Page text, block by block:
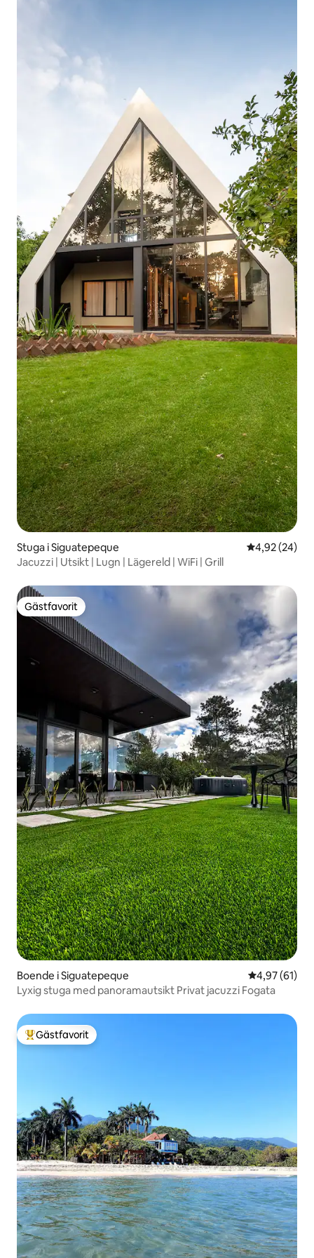
Stuga i Siguatepeque 4,92 av 5 i
4,92 (24)
Jacuzzi | Utsikt | Lugn | Lägereld | WiFi | Grill
Gästfavorit
Gästfavorit
Boende i Siguatepeque 4,97 av 5 i
4,97 (61)
Lyxig stuga med panoramautsikt Privat jacuzzi Fogata
Populär gästfavorit
Gästfavorit